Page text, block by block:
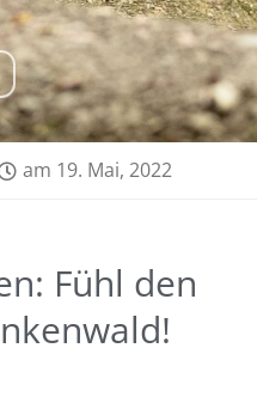
am 19. Mai, 2022
Fühl den